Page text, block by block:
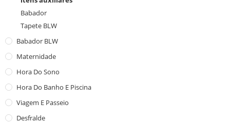
Babador
Tapete BLW
Babador BLW
Maternidade
Hora Do Sono
Hora Do Banho E Piscina
Viagem E Passeio
Desfralde